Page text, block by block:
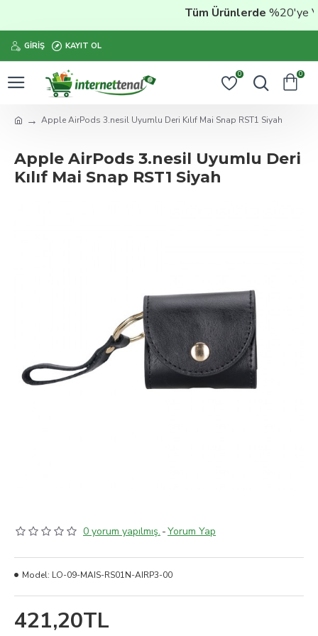
Tüm Ürünlerde%20'ye
GIRIŞ KAYIT OL
0 0
Apple AirPods 3.nesil Uyumlu Deri Kılıf Mai Snap RST1 Siyah
Apple AirPods 3.nesil Uyumlu Deri
Kılıf Mai Snap RST1 Siyah
0 yorum yapılmış. -Yorum Yap
421,20TL
Model: LO-09-MAIS-RS01N-AIRP3-00